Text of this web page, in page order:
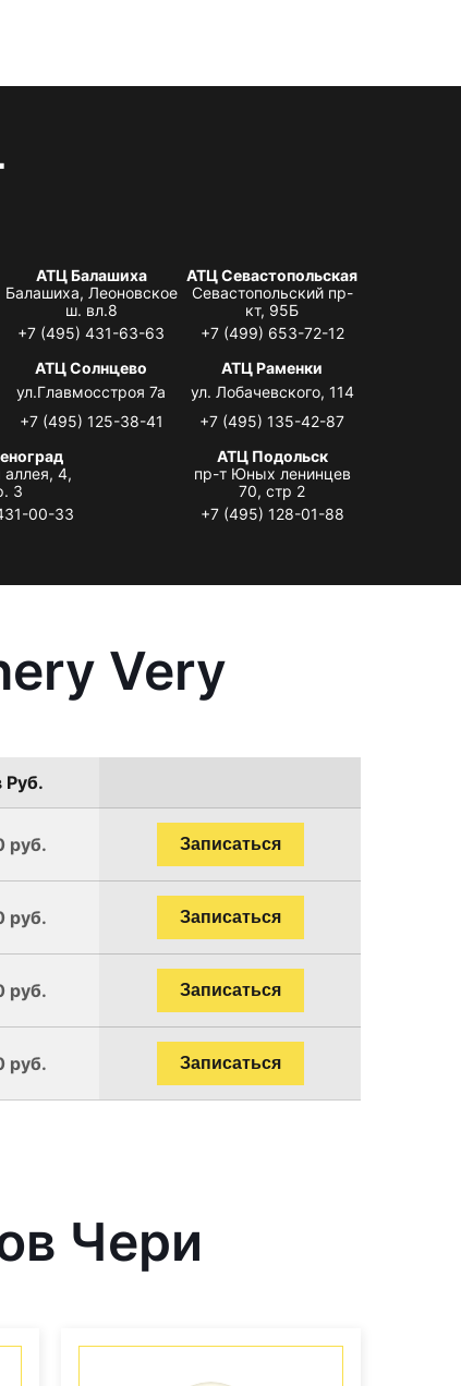
АТЦ Балашиха
Балашиха, Леоновское
ш. вл.8
+7 (495) 431-63-63
АТЦ Севастопольская
Севастопольский пр-
кт, 95Б
+7 (499) 653-72-12
АТЦ Солнцево
ул.Главмосстроя 7а
+7 (495) 125-38-41
АТЦ Раменки
ул. Лобачевского, 114
+7 (495) 135-42-87
аллея, 4,
3
00-33
АТЦ Подольск
пр-т Юных ленинцев
70, стр 2
+7 (495) 128-01-88
Very
Руб.
руб. Записаться
руб. Записаться
руб. Записаться
руб. Записаться
Чери